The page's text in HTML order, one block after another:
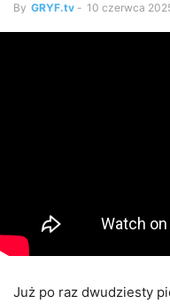
By GRYF.tv - 10 czerwca
Już po raz dwudziesty